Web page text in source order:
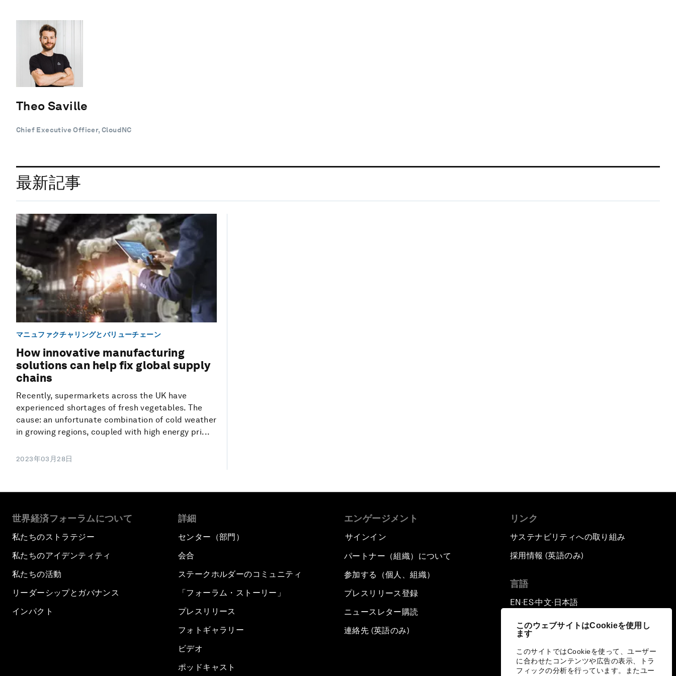
このウェブサイトはCookieを使用し
ます
このサイトではCookieを使って、ユーザー
に合わせたコンテンツや広告の表示、トラ
フィックの分析を行っています。またユー
Theo Saville
Chief Executive Officer, CloudNC
最新記事
マニュファクチャリングとバリューチェーン
How innovative manufacturing
solutions can help fix global supply
chains
Recently, supermarkets across the UK have
experienced shortages of fresh vegetables. The
cause: an unfortunate combination of cold weather
in growing regions, coupled with high energy pri...
2023年03月28日
世界経済フォーラムについて
私たちのストラテジー
私たちのアイデンティティ
私たちの活動
リーダーシップとガバナンス
インパクト
詳細
センター（部門）
会合
ステークホルダーのコミュニティ
「フォーラム・ストーリー」
プレスリリース
フォトギャラリー
ビデオ
ポッドキャスト
エンゲージメント
サインイン
パートナー（組織）について
参加する（個人、組織）
プレスリリース登録
ニュースレター購読
連絡先 (英語のみ)
リンク
サステナビリティへの取り組み
採用情報 (英語のみ)
言語
EN ▪ ES▪中文▪ 日本語